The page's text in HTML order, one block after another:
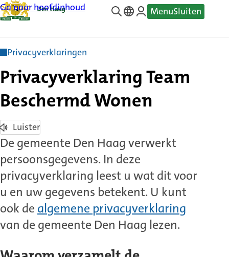
Ga naar hoofdinhoud
—
MenuSluiten
Privacyverklaringen
Privacyverklaring Team
Beschermd Wonen
Luister
De gemeente Den Haag verwerkt
persoonsgegevens. In deze
privacyverklaring leest u wat dit voor
u en uw gegevens betekent. U kunt
ook de algemene privacyverklaring
van de gemeente Den Haag lezen.